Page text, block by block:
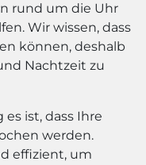
rund um die Uhr
Wir wissen, dass
können, deshalb
Nachtzeit zu
ist, dass Ihre
werden.
effizient, um